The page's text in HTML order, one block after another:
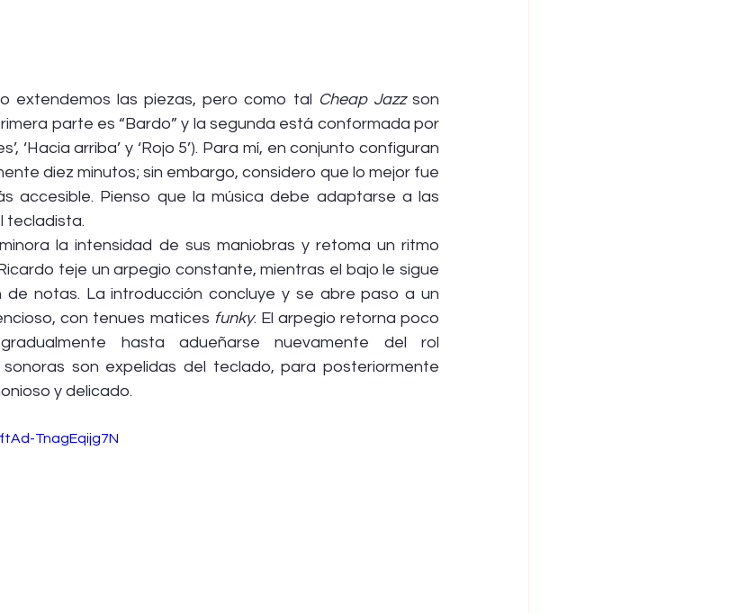
extendemos las piezas, pero como tal Cheap Jazz son
parte es “Bardo” y la segunda está conformada por
‘Hacia arriba’ y ‘Rojo 5’). Para mí, en conjunto configuran
diez minutos; sin embargo, considero que lo mejor fue
accesible. Pienso que la música debe adaptarse a las
tecladista.
la intensidad de sus maniobras y retoma un ritmo
teje un arpegio constante, mientras el bajo le sigue
notas. La introducción concluye y se abre paso a un
con tenues matices funky. El arpegio retorna poco
hasta adueñarse nuevamente del rol
son expelidas del teclado, para posteriormente
y delicado.
TnagEqijg7N